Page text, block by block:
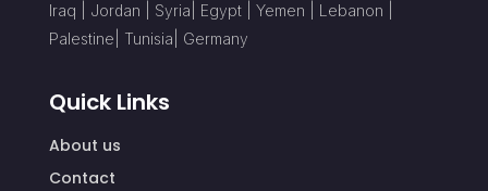
Iraq | Jordan | Syria| Egypt | Yemen | Lebanon |
Palestine| Tunisia| Germany
Quick Links
About us
Contact